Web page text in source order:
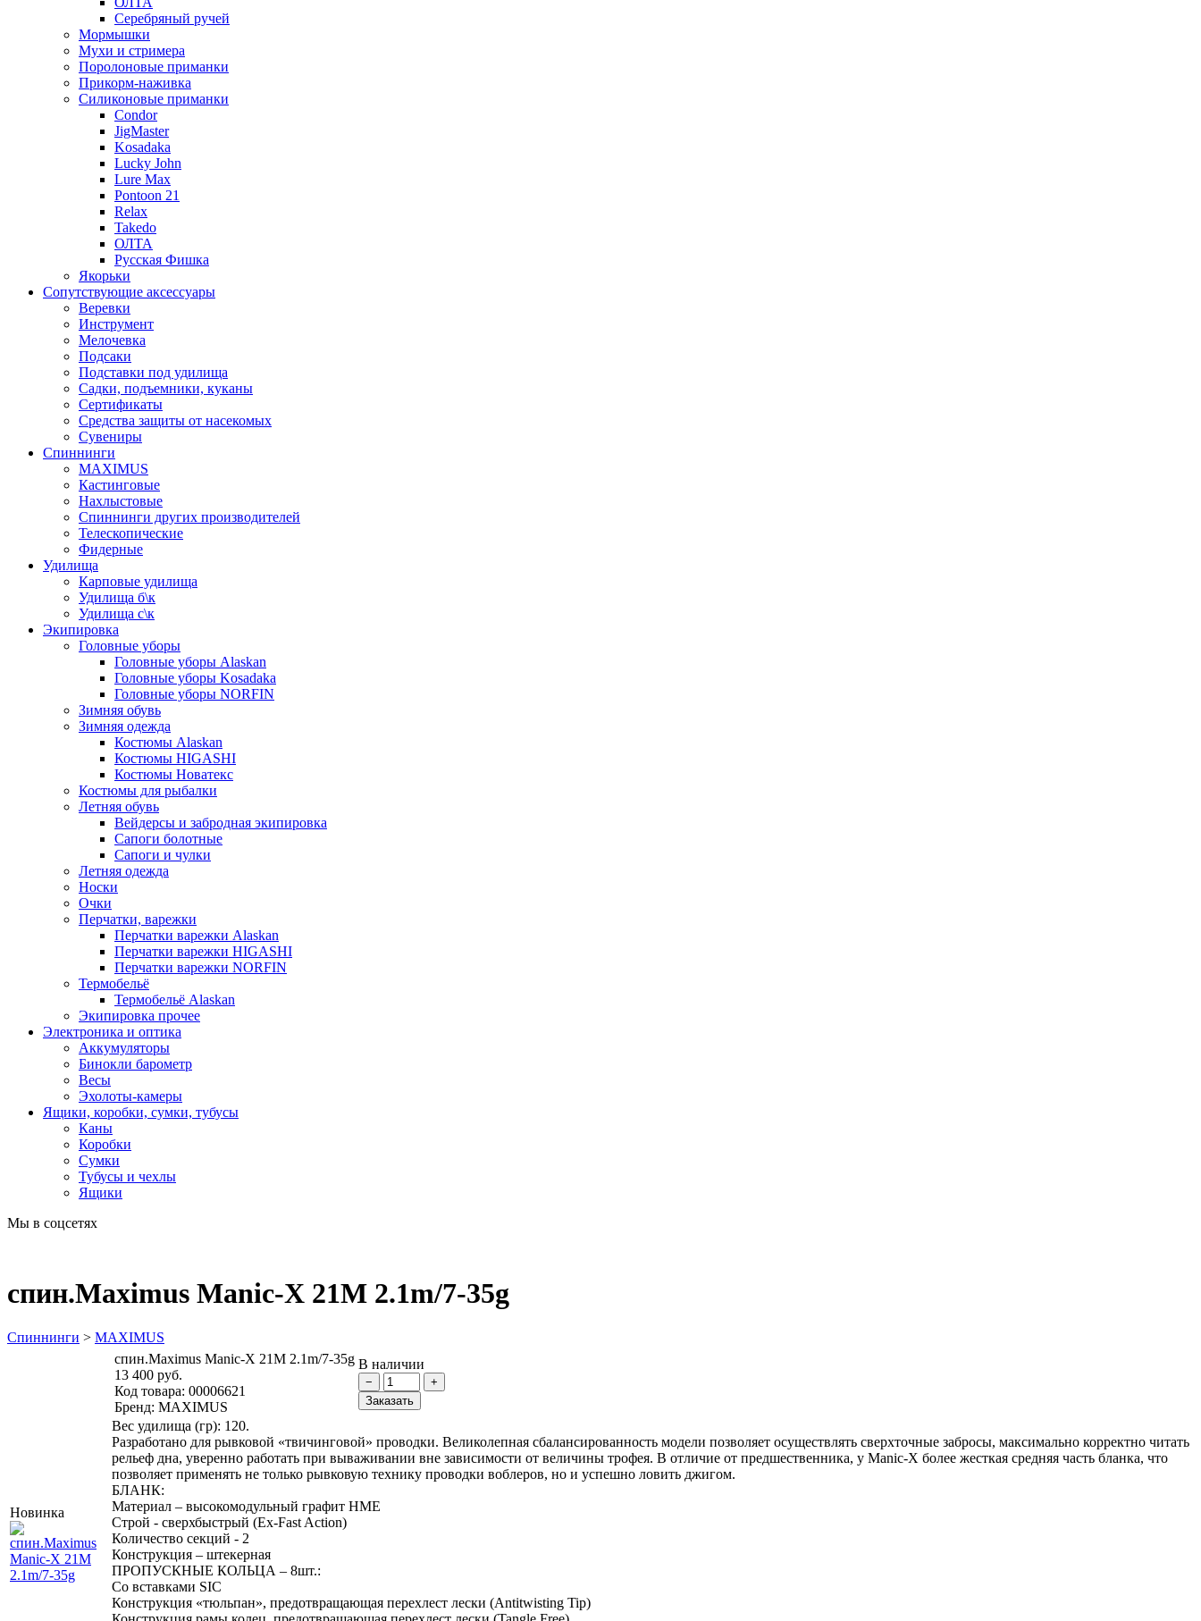
Серебряный ручей
Мормышки
Мухи и стримера
Поролоновые приманки
Прикорм-наживка
Силиконовые приманки
Condor
JigMaster
Kosadaka
Lucky John
Lure Max
Pontoon 21
Relax
Takedo
ОЛТА
Русская Фишка
Якорьки
Сопутствующие аксессуары
Веревки
Инструмент
Мелочевка
Подсаки
Подставки под удилища
Садки, подъемники, куканы
Сертификаты
Средства защиты от насекомых
Сувениры
Спиннинги
MAXIMUS
Кастинговые
Нахлыстовые
Спиннинги других производителей
Телескопические
Фидерные
Удилища
Карповые удилища
Удилища б\к
Удилища с\к
Экипировка
Головные уборы
Головные уборы Alaskan
Головные уборы Kosadaka
Головные уборы NORFIN
Зимняя обувь
Зимняя одежда
Костюмы Alaskan
Костюмы HIGASHI
Костюмы Новатекс
Костюмы для рыбалки
Летняя обувь
Вейдерсы и забродная экипировка
Сапоги болотные
Сапоги и чулки
Летняя одежда
Носки
Очки
Перчатки, варежки
Перчатки варежки Alaskan
Перчатки варежки HIGASHI
Перчатки варежки NORFIN
Термобельё
Термобельё Alaskan
Экипировка прочее
Электроника и оптика
Аккумуляторы
Бинокли барометр
Весы
Эхолоты-камеры
Ящики, коробки, сумки, тубусы
Каны
Коробки
Сумки
Тубусы и чехлы
Ящики
Мы в соцсетях
спин.Maximus Manic-X 21M 2.1m/7-35g
Спиннинги > MAXIMUS
Новинка
спин.Maximus Manic-X 21M 2.1m/7-35g
13 400 руб.
Код товара: 00006621
Бренд: MAXIMUS
В наличии
Вес удилища (гр): 120.
Разработано для рывковой «твичинговой» проводки. Великолепная сбалансированность модели позволяет осуществлять сверхточные забросы, максимально корректно читать
рельеф дна, уверенно работать при вываживании вне зависимости от величины трофея. В отличие от предшественника, у Manic-X более жесткая средняя часть бланка, что
позволяет применять не только рывковую технику проводки воблеров, но и успешно ловить джигом.
БЛАНК:
Материал – высокомодульный графит HME
Строй - сверхбыстрый (Ex-Fast Action)
Количество секций - 2
Конструкция – штекерная
ПРОПУСКНЫЕ КОЛЬЦА – 8шт.:
Со вставками SIC
Конструкция «тюльпан», предотвращающая перехлест лески (Antitwisting Tip)